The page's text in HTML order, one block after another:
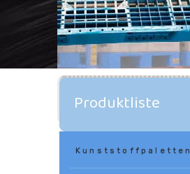
Produktliste
Kunststoffpaletten